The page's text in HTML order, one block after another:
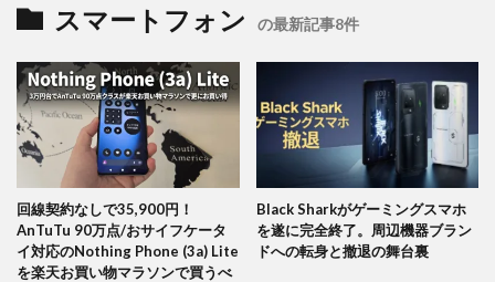
スマートフォン の最新記事8件
回線契約なしで35,900円！
AnTuTu 90万点/おサイフケータ
イ対応のNothing Phone (3a) Lite
を楽天お買い物マラソンで買うべ
Black Sharkがゲーミングスマホ
を遂に完全終了。周辺機器ブラン
ドへの転身と撤退の舞台裏